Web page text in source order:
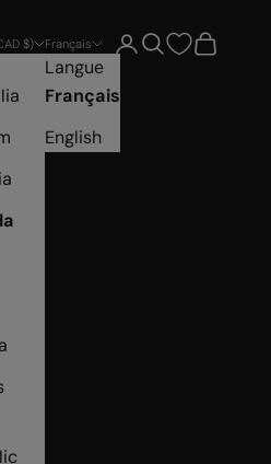
Canada (CAD $) Français
Langue
Français
English
Ouvrir le compte
Ouvrir laVoir le